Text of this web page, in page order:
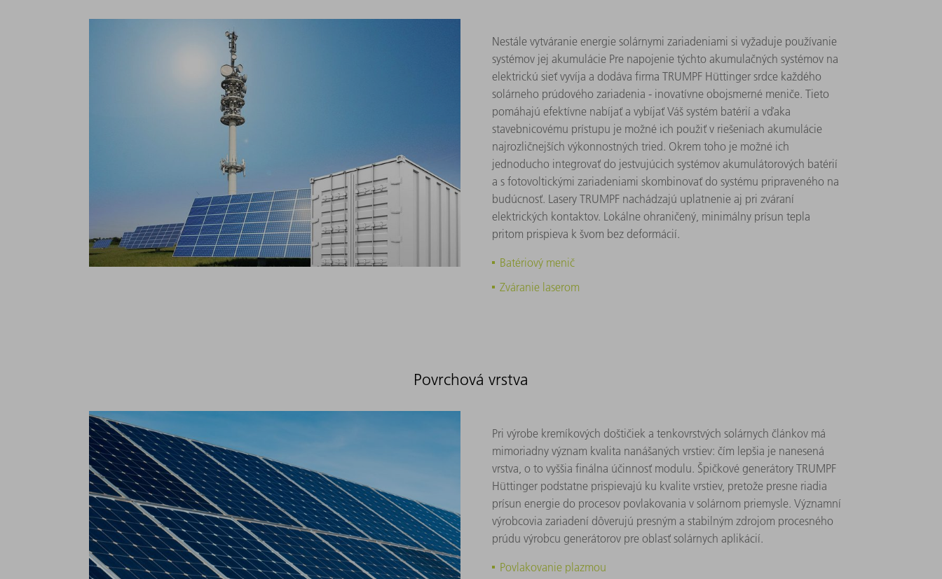
Nestále vytváranie energie solárnymi zariadeniami si vyžaduje používanie
systémov jej akumulácie Pre napojenie týchto akumulačných systémov na
elektrickú sieť vyvíja a dodáva firma TRUMPF Hüttinger srdce každého
solárneho prúdového zariadenia - inovatívne obojsmerné meniče. Tieto
pomáhajú efektívne nabíjať a vybíjať Váš systém batérií a vďaka
stavebnicovému prístupu je možné ich použiť v riešeniach akumulácie
najrozličnejších výkonnostných tried. Okrem toho je možné ich
jednoducho integrovať do jestvujúcich systémov akumulátorových batérií
a s fotovoltickými zariadeniami skombinovať do systému pripraveného na
budúcnosť. Lasery TRUMPF nachádzajú uplatnenie aj pri zváraní
elektrických kontaktov. Lokálne ohraničený, minimálny prísun tepla
pritom prispieva k švom bez deformácií.
Batériový menič
Zváranie laserom
Povrchová vrstva
Pri výrobe kremíkových doštičiek a tenkovrstvých solárnych článkov má
mimoriadny význam kvalita nanášaných vrstiev: čím lepšia je nanesená
vrstva, o to vyššia finálna účinnosť modulu. Špičkové generátory TRUMPF
Hüttinger podstatne prispievajú ku kvalite vrstiev, pretože presne riadia
prísun energie do procesov povlakovania v solárnom priemysle. Významní
výrobcovia zariadení dôverujú presným a stabilným zdrojom procesného
prúdu výrobcu generátorov pre oblasť solárnych aplikácií.
Povlakovanie plazmou